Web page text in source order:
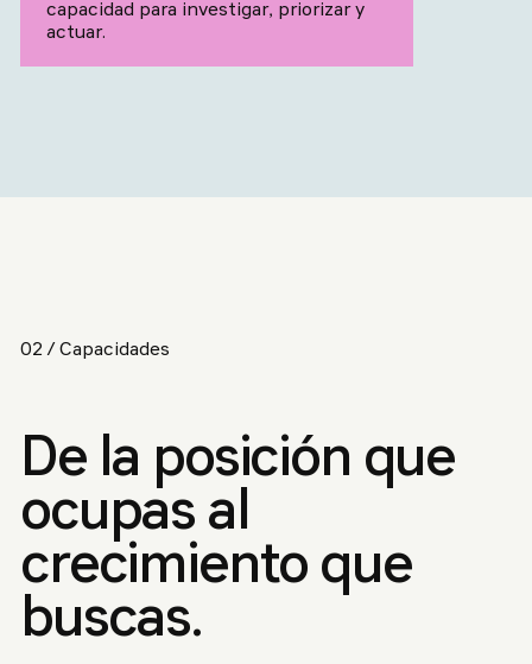
capacidad para investigar, priorizar y
actuar.
02 / Capacidades
De la posición que
ocupas al
crecimiento que
buscas.